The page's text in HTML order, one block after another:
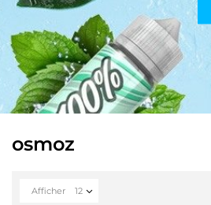
osmoz
Afficher 12